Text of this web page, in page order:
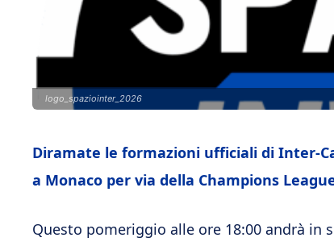
logo_spaziointer_2026
Diramate le formazioni ufficiali di Inter-
a Monaco per via della Champions
Questo pomeriggio alle ore 18:00 andrà in